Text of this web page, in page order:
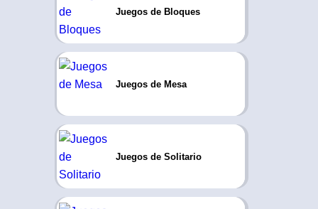
Juegos de Bloques
Juegos de Mesa
Juegos de Solitario